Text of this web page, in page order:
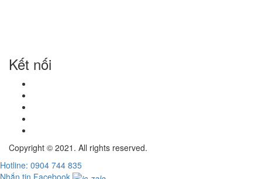
Kết nối
Copyright © 2021. All rights reserved.
Hotline: 0904 744 835